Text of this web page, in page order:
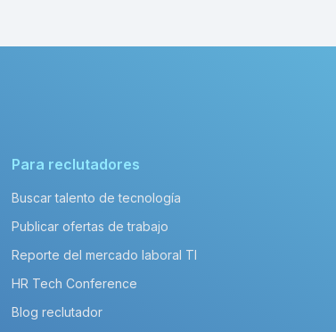
Para reclutadores
Buscar talento de tecnología
Publicar ofertas de trabajo
Reporte del mercado laboral TI
HR Tech Conference
Blog reclutador